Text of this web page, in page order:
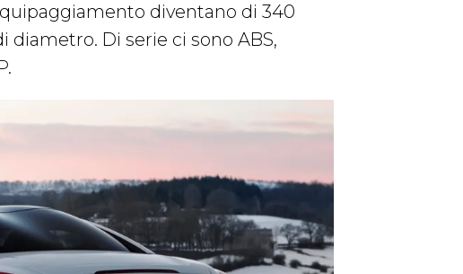
diventano di 340
Di serie ci sono ABS,